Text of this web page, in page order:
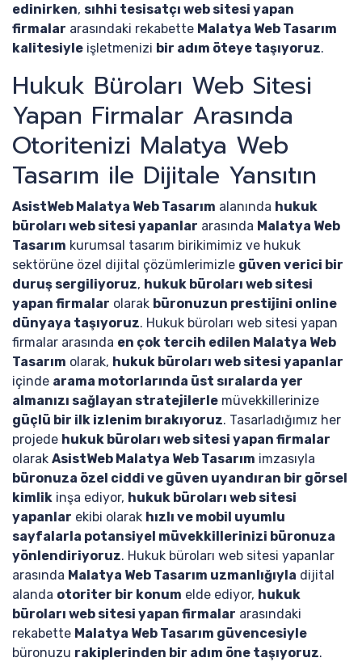
edinirken, sıhhi tesisatçı web sitesi yapan
firmalar arasındaki rekabette Malatya Web Tasarım
kalitesiyle işletmenizi bir adım öteye taşıyoruz.
Hukuk Büroları Web Sitesi
Yapan Firmalar Arasında
Otoritenizi Malatya Web
Tasarım ile Dijitale Yansıtın
AsistWeb Malatya Web Tasarım alanında hukuk
büroları web sitesi yapanlar arasında Malatya Web
Tasarım kurumsal tasarım birikimimiz ve hukuk
sektörüne özel dijital çözümlerimizle güven verici bir
duruş sergiliyoruz, hukuk büroları web sitesi
yapan firmalar olarak büronuzun prestijini online
dünyaya taşıyoruz. Hukuk büroları web sitesi yapan
firmalar arasında en çok tercih edilen Malatya Web
Tasarım olarak, hukuk büroları web sitesi yapanlar
içinde arama motorlarında üst sıralarda yer
almanızı sağlayan stratejilerle müvekkillerinize
güçlü bir ilk izlenim bırakıyoruz. Tasarladığımız her
projede hukuk büroları web sitesi yapan firmalar
olarak AsistWeb Malatya Web Tasarım imzasıyla
büronuza özel ciddi ve güven uyandıran bir görsel
kimlik inşa ediyor, hukuk büroları web sitesi
yapanlar ekibi olarak hızlı ve mobil uyumlu
sayfalarla potansiyel müvekkillerinizi büronuza
yönlendiriyoruz. Hukuk büroları web sitesi yapanlar
arasında Malatya Web Tasarım uzmanlığıyla dijital
alanda otoriter bir konum elde ediyor, hukuk
büroları web sitesi yapan firmalar arasındaki
rekabette Malatya Web Tasarım güvencesiyle
büronuzu rakiplerinden bir adım öne taşıyoruz.